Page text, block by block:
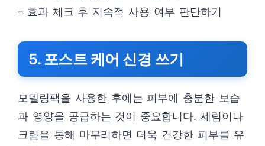
– 효과 체크 후 지속적 사용 여부 판단하기
5. 포스트 케어 신경 쓰기
모델링팩을 사용한 후에는 피부에 충분한 보습
과 영양을 공급하는 것이 중요합니다. 세럼이나
크림을 통해 마무리하면 더욱 건강한 피부를 유